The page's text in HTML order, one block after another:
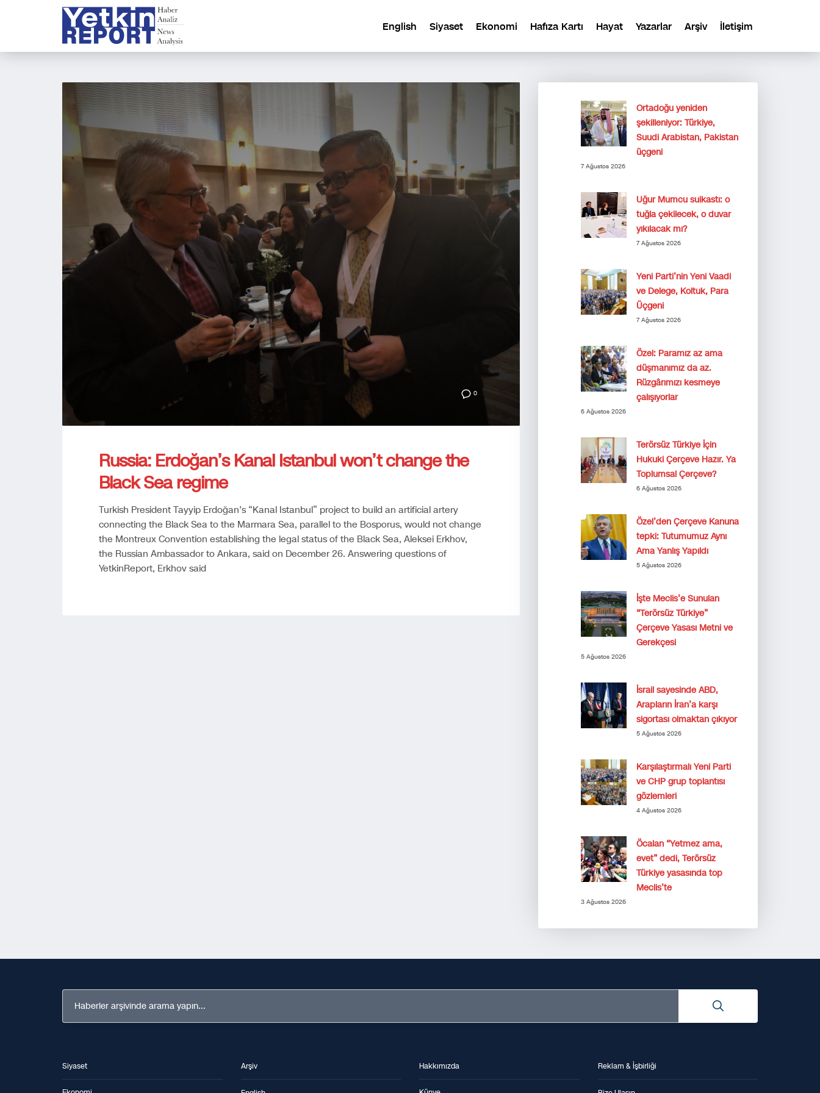
English Siyaset Ekonomi Hafıza Kartı Hayat Yazarlar Arşiv İletişim
0
Russia: Erdoğan’s Kanal Istanbul won’t change the
Black Sea regime
Turkish President Tayyip Erdoğan’s “Kanal Istanbul” project to build an artificial artery
connecting the Black Sea to the Marmara Sea, parallel to the Bosporus, would not change
the Montreux Convention establishing the legal status of the Black Sea, Aleksei Erkhov,
the Russian Ambassador to Ankara, said on December 26. Answering questions of
YetkinReport, Erkhov said
Ortadoğu yeniden
şekilleniyor: Türkiye,
Suudi Arabistan, Pakistan
üçgeni
7 Ağustos 2026
Uğur Mumcu suikastı: o
tuğla çekilecek, o duvar
yıkılacak mı?
7 Ağustos 2026
Yeni Parti’nin Yeni Vaadi
ve Delege, Koltuk, Para
Üçgeni
7 Ağustos 2026
Özel: Paramız az ama
düşmanımız da az.
Rüzgârımızı kesmeye
çalışıyorlar
6 Ağustos 2026
Terörsüz Türkiye İçin
Hukuki Çerçeve Hazır. Ya
Toplumsal Çerçeve?
6 Ağustos 2026
Özel’den Çerçeve Kanuna
tepki: Tutumumuz Aynı
Ama Yanlış Yapıldı
5 Ağustos 2026
İşte Meclis’e Sunulan
“Terörsüz Türkiye”
Çerçeve Yasası Metni ve
Gerekçesi
5 Ağustos 2026
İsrail sayesinde ABD,
Arapların İran’a karşı
sigortası olmaktan çıkıyor
5 Ağustos 2026
Karşılaştırmalı Yeni Parti
ve CHP grup toplantısı
gözlemleri
4 Ağustos 2026
Öcalan “Yetmez ama,
evet” dedi, Terörsüz
Türkiye yasasında top
Meclis’te
3 Ağustos 2026
Haberler arşivinde arama yapın...
Siyaset Arşiv Hakkımızda Reklam & İşbirliği